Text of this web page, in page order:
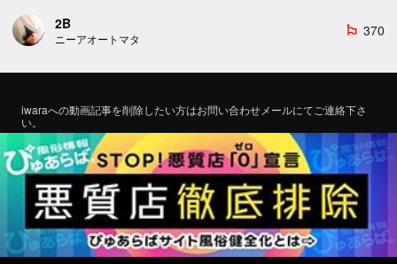
2B
ニーアオートマタ
emoji_flags 370
iwaraへの動画記事を削除したい方はお問い合わせメールにてご連絡下さ
い。
If you would like to remove a video article to iwara, please contact us by
email for inquiry.
お問い合わせ ©2022 エロMMDTube